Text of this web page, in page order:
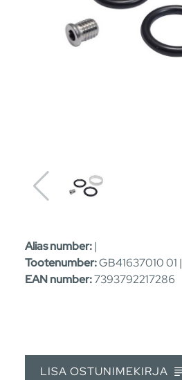
Alias number:|
Tootenumber:GB41637010 01 |
EAN number:7393792217286
LISA OSTUNIMEKIRJA